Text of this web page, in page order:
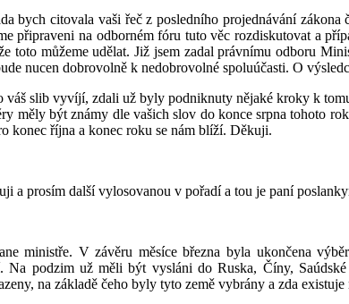
bych citovala vaši řeč z posledního projednávání
připraveni na odborném fóru tuto věc rozdiskutovat a
toto můžeme udělat. Již jsem zadal právnímu odboru
nucen dobrovolně k nedobrovolné spoluúčasti. O
váš slib vyvíjí, zdali už byly podniknuty nějaké kroky k
měly být známy dle vašich slov do konce srpna tohoto
konec října a konec roku se nám blíží. Děkuji.
a prosím další vylosovanou v pořadí a tou je paní
ministře. V závěru měsíce března byla ukončena
Na podzim už měli být vysláni do Ruska, Číny,
na základě čeho byly tyto země vybrány a zda